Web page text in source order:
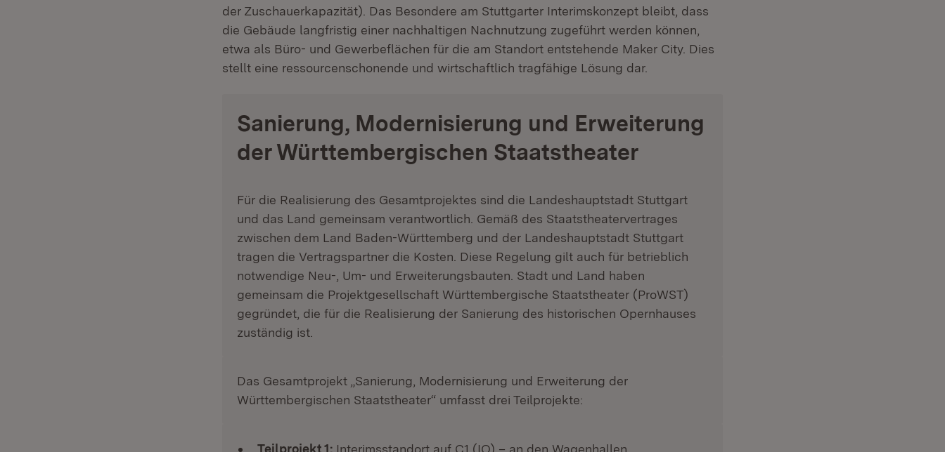
der Zuschauerkapazität). Das Besondere am Stuttgarter Interimskonzept bleibt, dass
die Gebäude langfristig einer nachhaltigen Nachnutzung zugeführt werden können,
etwa als Büro- und Gewerbeflächen für die am Standort entstehende Maker City. Dies
stellt eine ressourcenschonende und wirtschaftlich tragfähige Lösung dar.
Sanierung, Modernisierung und Erweiterung
der Württembergischen Staatstheater
Für die Realisierung des Gesamtprojektes sind die Landeshauptstadt Stuttgart
und das Land gemeinsam verantwortlich. Gemäß des Staatstheatervertrages
zwischen dem Land Baden-Württemberg und der Landeshauptstadt Stuttgart
tragen die Vertragspartner die Kosten. Diese Regelung gilt auch für betrieblich
notwendige Neu-, Um- und Erweiterungsbauten. Stadt und Land haben
gemeinsam die Projektgesellschaft Württembergische Staatstheater (ProWST)
gegründet, die für die Realisierung der Sanierung des historischen Opernhauses
zuständig ist.
Das Gesamtprojekt „Sanierung, Modernisierung und Erweiterung der
Württembergischen Staatstheater“ umfasst drei Teilprojekte:
Teilprojekt 1: Interimsstandort auf C1 (IO) – an den Wagenhallen